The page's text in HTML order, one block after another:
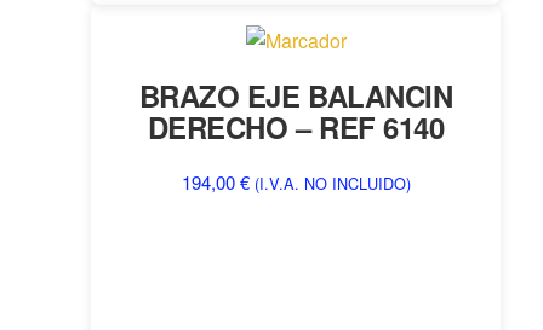
BRAZO EJE BALANCIN
DERECHO – REF 6140
194,00€ (I.V.A. NO INCLUIDO)